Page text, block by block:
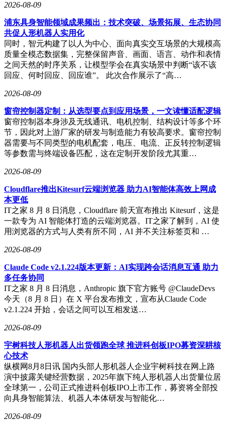
2026-08-09
浦东具身智能领域成果频出：技术突破、场景拓展、生态协同
共促人形机器人实用化
同时，智元构建了以人为中心、面向真实交互场景的大规模高
质量全模态数据集，完整保留声音、画面、语言、动作和表情
之间天然的时序关系，让模型学会在真实场景中判断“该不该
回应、何时回应、回应谁”。 此次合作展示了“高…
2026-08-09
窗帘控制器定制：从选型要点到应用场景，一文读懂适配逻辑
窗帘控制器本身涉及无线通讯、电机控制、结构设计等多个环
节，因此对上游厂家的研发与制造能力有较高要求。窗帘控制
器需要与不同类型的电机配套，电压、电流、正反转控制逻辑
等参数需与终端设备匹配，这在定制开发阶段尤其重…
2026-08-09
Cloudflare推出Kitesurf云端浏览器 助力AI智能体高效上网成
本更低
IT之家 8 月 8 日消息，Cloudflare 前天宣布推出 Kitesurf，这是
一款专为 AI 智能体打造的云端浏览器。IT之家了解到，AI 使
用浏览器的方式与人类有所不同，AI 并不关注标签页和 …
2026-08-09
Claude Code v2.1.224版本更新：AI实现跨会话消息互通 助力
多任务协同
IT之家 8 月 8 日消息，Anthropic 旗下官方账号 @ClaudeDevs
今天（8 月 8 日）在 X 平台发布推文，宣布从Claude Code
v2.1.224 开始，会话之间可以互相发送…
2026-08-09
宇树科技人形机器人出货领跑全球 推进科创板IPO募资深耕核
心技术
纵横网8月8日讯 国内头部人形机器人企业宇树科技在网上路
演中披露关键经营数据，2025年旗下纯人形机器人出货量位居
全球第一，公司正式推进科创板IPO上市工作，募资将全部投
向具身智能算法、机器人本体研发与智能化…
2026-08-09